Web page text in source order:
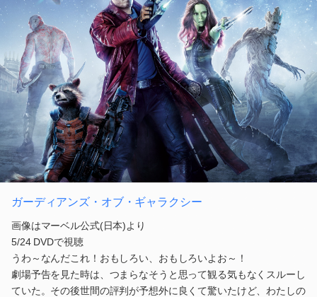
ガーディアンズ・オブ・ギャラクシー
画像はマーベル公式(日本)より
5/24 DVDで視聴
うわ～なんだこれ！おもしろい、おもしろいよお～！
劇場予告を見た時は、つまらなそうと思って観る気もなくスルーし
ていた。その後世間の評判が予想外に良くて驚いたけど、わたしの